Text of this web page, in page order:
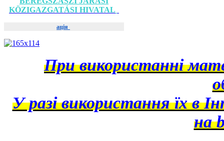
KÖZIGAZGATÁSI HIVATAL
ація
При використанні
У разі використання їх в
на